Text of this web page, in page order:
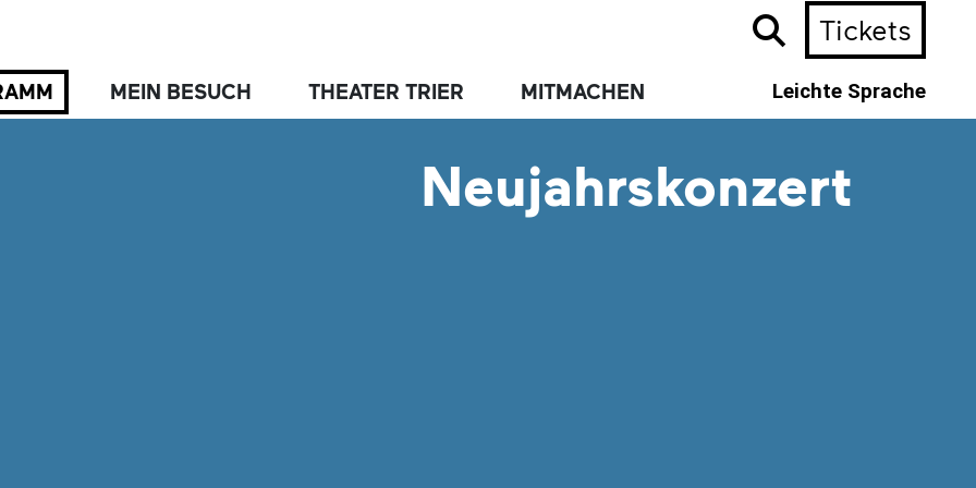
MEIN BESUCH THEATER TRIER MITMACHEN
Tickets
Leichte Sprache
Neujahrskonzert